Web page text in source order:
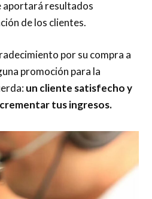
aportará resultados
de los clientes.
por su compra a
promoción para la
un cliente satisfecho y
tus ingresos.